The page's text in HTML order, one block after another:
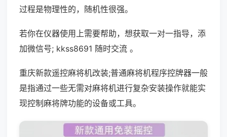
过程是物理性的，随机性很强。
若你在仪器使用上需要帮助，想获取一对一指导，添
加微信号; kkss8691 随时交流 。
重庆新款遥控麻将机改装;普通麻将机程序控牌器一般
是指通过一些无需对麻将机进行复杂安装操作就能实
现控制麻将牌功能的设备或工具。